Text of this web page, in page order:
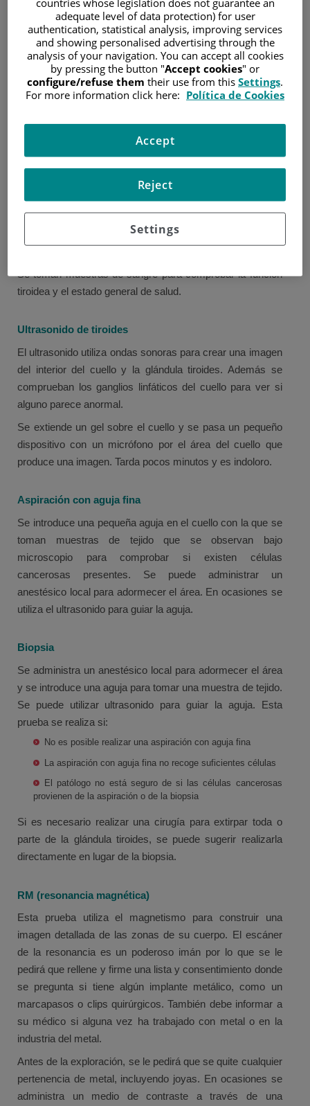
tiroides
Por lo general, lo primero es ver a su médico de cabecera,
quien le examinará. Puede que tenga que hacer análisis
de sangre para comprobar su estado general de salud. Si
su médico de cabecera no está seguro de cuál es el
problema, o piensa que puede ser cáncer, lo remitirán a un
hospital para asesoramiento y tratamiento especializado.
El especialista le preguntará por su estado de salud
general, su historia familiar y problemas médicos
anteriores. Le harán un examen físico y posiblemente
otras pruebas.
Se toman muestras de sangre para comprobar la función
tiroidea y el estado general de salud.
Ultrasonido de tiroides
El ultrasonido utiliza ondas sonoras para crear una imagen
del interior del cuello y la glándula tiroides. Además se
comprueban los ganglios linfáticos del cuello para ver si
alguno parece anormal.
Se extiende un gel sobre el cuello y se pasa un pequeño
dispositivo con un micrófono por el área del cuello que
produce una imagen. Tarda pocos minutos y es indoloro.
Aspiración con aguja fina
Se introduce una pequeña aguja en el cuello con la que se
toman muestras de tejido que se observan bajo
microscopio para comprobar si existen células
cancerosas presentes. Se puede administrar un
anestésico local para adormecer el área. En ocasiones se
utiliza el ultrasonido para guiar la aguja.
Biopsia
Se administra un anestésico local para adormecer el área
y se introduce una aguja para tomar una muestra de tejido.
Se puede utilizar ultrasonido para guiar la aguja. Esta
prueba se realiza si:
No es posible realizar una aspiración con aguja fina
La aspiración con aguja fina no recoge suficientes células
El patólogo no está seguro de si las células cancerosas
provienen de la aspiración o de la biopsia
Si es necesario realizar una cirugía para extirpar toda o
parte de la glándula tiroides, se puede sugerir realizarla
directamente en lugar de la biopsia.
RM (resonancia magnética)
Esta prueba utiliza el magnetismo para construir una
imagen detallada de las zonas de su cuerpo. El escáner
de la resonancia es un poderoso imán por lo que se le
pedirá que rellene y firme una lista y consentimiento donde
se pregunta si tiene algún implante metálico, como un
marcapasos o clips quirúrgicos. También debe informar a
su médico si alguna vez ha trabajado con metal o en la
industria del metal.
Antes de la exploración, se le pedirá que se quite cualquier
pertenencia de metal, incluyendo joyas. En ocasiones se
administra un medio de contraste a través de una
adequate level of data protection) for user
authentication, statistical analysis, improving services
and showing personalised advertising through the
analysis of your navigation. You can accept all cookies
by pressing the button "Accept cookies" or
configure/refuse them their use from this Settings.
For more information click here: Política de Cookies
Settings
Reject
Accept